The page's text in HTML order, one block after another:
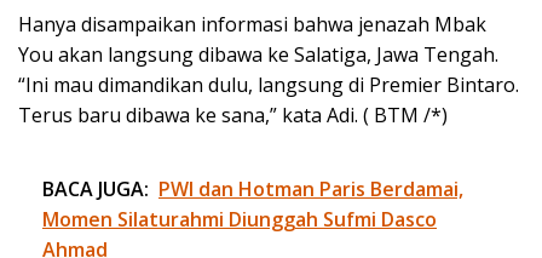
Hanya disampaikan informasi bahwa jenazah Mbak
You akan langsung dibawa ke Salatiga, Jawa Tengah.
“Ini mau dimandikan dulu, langsung di Premier Bintaro.
Terus baru dibawa ke sana,” kata Adi. ( BTM /*)
BACA JUGA: PWI dan Hotman Paris Berdamai,
Momen Silaturahmi Diunggah Sufmi Dasco
Ahmad